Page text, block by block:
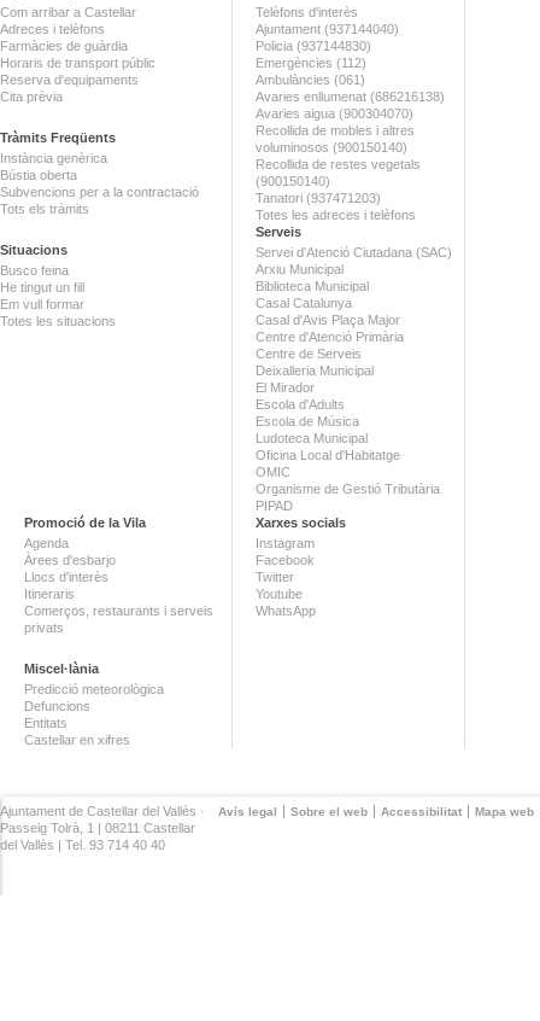
Com arribar a Castellar
Adreces i telèfons
Farmàcies de guàrdia
Horaris de transport públic
Reserva d'equipaments
Cita prèvia
Tràmits Freqüents
Instància genèrica
Bústia oberta
Subvencions per a la contractació
Tots els tràmits
Situacions
Busco feina
He tingut un fill
Em vull formar
Totes les situacions
Telèfons d'interès
Ajuntament (937144040)
Policia (937144830)
Emergències (112)
Ambulàncies (061)
Avaries enllumenat (686216138)
Avaries aigua (900304070)
Recollida de mobles i altres
voluminosos (900150140)
Recollida de restes vegetals
(900150140)
Tanatori (937471203)
Totes les adreces i telèfons
Serveis
Servei d'Atenció Ciutadana (SAC)
Arxiu Municipal
Biblioteca Municipal
Casal Catalunya
Casal d'Avis Plaça Major
Centre d'Atenció Primària
Centre de Serveis
Deixalleria Municipal
El Mirador
Escola d'Adults
Escola de Música
Ludoteca Municipal
Oficina Local d'Habitatge
OMIC
Organisme de Gestió Tributària
PIPAD
Promoció de la Vila
Agenda
Àrees d'esbarjo
Llocs d'interès
Itineraris
Comerços, restaurants i serveis
privats
Miscel·lània
Predicció meteorològica
Defuncions
Entitats
Castellar en xifres
Xarxes socials
Instagram
Facebook
Twitter
Youtube
WhatsApp
Avís legal Sobre el web Accessibilitat Mapa web
Ajuntament de Castellar del Vallès ·
Passeig Tolrà, 1 | 08211 Castellar
del Vallès | Tel. 93 714 40 40